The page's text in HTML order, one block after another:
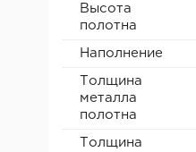
Высота
полотна
Наполнение
Толщина
металла
полотна
Толщина